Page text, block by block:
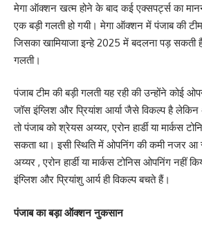
मेगा ऑक्शन खत्म होने के बाद कई एक्सपर्ट्स का
एक बड़ी गलती हो गयी। मेगा ऑक्शन में पंजाब की
जिसका खामियाजा इन्हे 2025 में बदलना पड़ सकती
गलती।
पंजाब टीम की बड़ी गलती यह रही की उन्होंने कोई
जॉस इंग्लिश और प्रियांश आर्या जैसे विकल्प है
तो पंजाब को श्रेयस अय्यर, एरोन हार्डी या मार्कस
सकता था। इसी स्थिति में ओपनिंग की कमी नजर आ
अय्यर , एरोन हार्डी या मार्कस टोनिस ओपनिंग नहीं
इंग्लिश और प्रियांशु आर्य ही विकल्प बचते हैं।
पंजाब का बड़ा ऑक्शन नुकसान